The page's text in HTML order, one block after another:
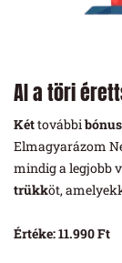
AI a töri
Kéttovábbi
Elmagyarázom
mindig a legjobb
trükköt,
Értéke: 11.990 Ft